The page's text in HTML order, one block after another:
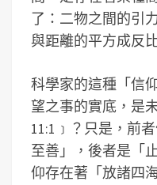
了：二物之間的引
與距離的平方成反
科學家的這種「信
望之事的實底，是
11:1﹞？只是，前
至善」，後者是「
仰存在著「放諸四